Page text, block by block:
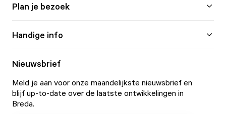
Plan je bezoek
Handige info
Nieuwsbrief
Meld je aan voor onze maandelijkste nieuwsbrief en
blijf up-to-date over de laatste ontwikkelingen in
Breda.